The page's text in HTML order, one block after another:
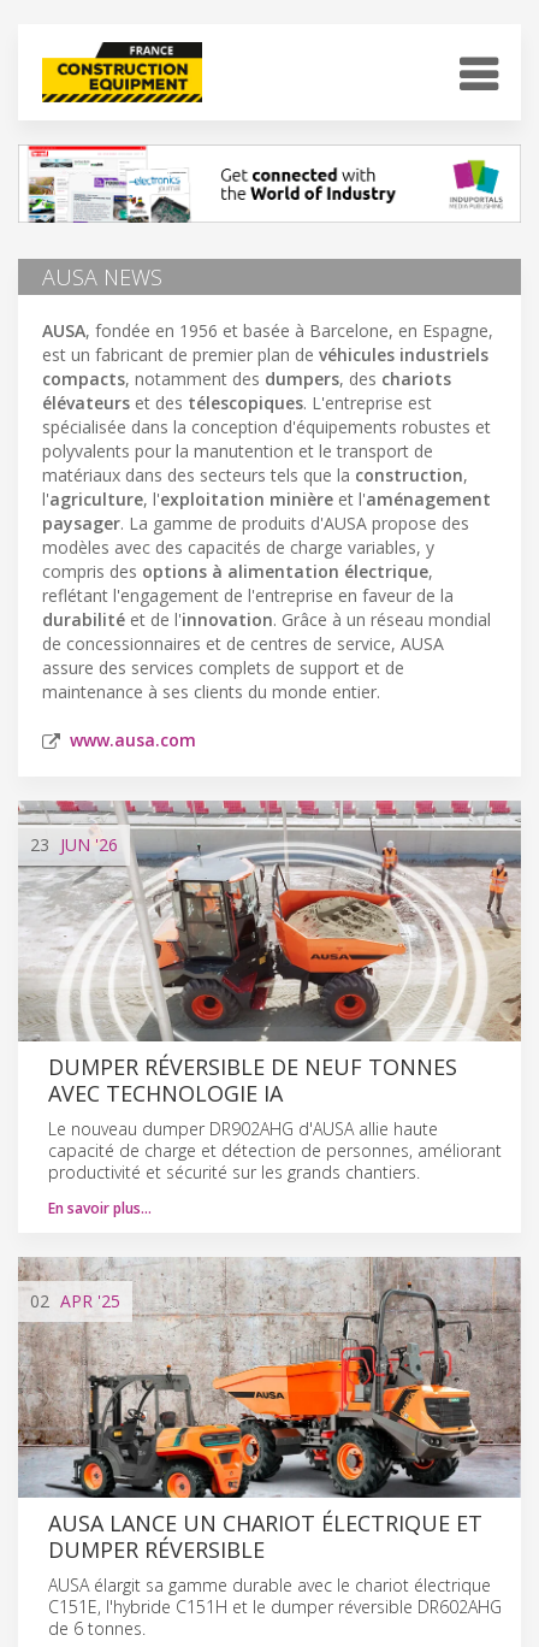
AUSA NEWS
AUSA, fondée en 1956 et basée à Barcelone, en Espagne,
est un fabricant de premier plan de véhicules industriels
compacts, notamment des dumpers, des chariots
élévateurs et des télescopiques. L'entreprise est
spécialisée dans la conception d'équipements robustes et
polyvalents pour la manutention et le transport de
matériaux dans des secteurs tels que la construction,
l'agriculture, l'exploitation minière et l'aménagement
paysager. La gamme de produits d'AUSA propose des
modèles avec des capacités de charge variables, y
compris des options à alimentation électrique,
reflétant l'engagement de l'entreprise en faveur de la
durabilité et de l'innovation. Grâce à un réseau mondial
de concessionnaires et de centres de service, AUSA
assure des services complets de support et de
maintenance à ses clients du monde entier.
www.ausa.com
23 JUN '26
DUMPER RÉVERSIBLE DE NEUF TONNES
AVEC TECHNOLOGIE IA
Le nouveau dumper DR902AHG d'AUSA allie haute
capacité de charge et détection de personnes, améliorant
productivité et sécurité sur les grands chantiers.
En savoir plus…
02 APR '25
AUSA LANCE UN CHARIOT ÉLECTRIQUE ET
DUMPER RÉVERSIBLE
AUSA élargit sa gamme durable avec le chariot électrique
C151E, l'hybride C151H et le dumper réversible DR602AHG
de 6 tonnes.